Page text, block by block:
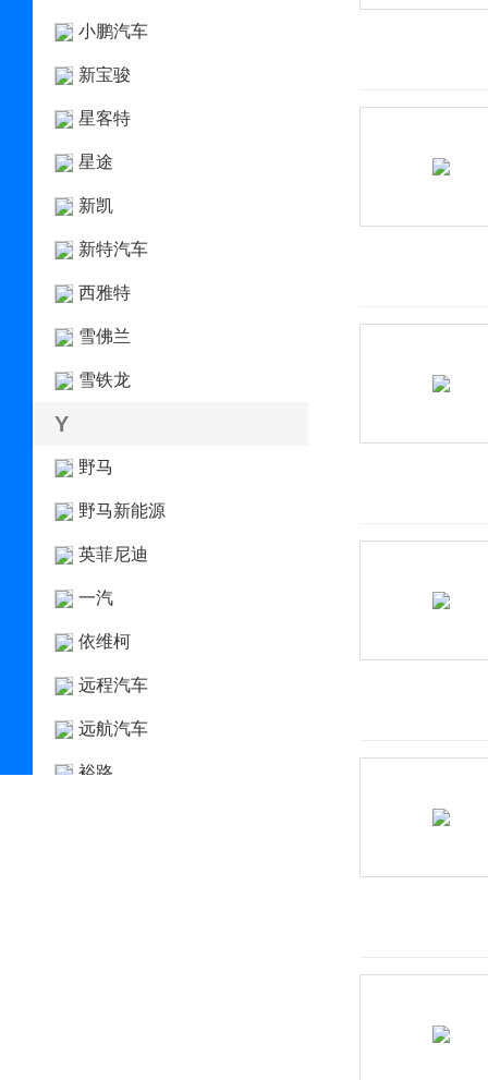
小鹏汽车
新宝骏
星客特
星途
新凯
新特汽车
西雅特
雪佛兰
雪铁龙
Y
野马
野马新能源
英菲尼迪
一汽
依维柯
远程汽车
远航汽车
裕路